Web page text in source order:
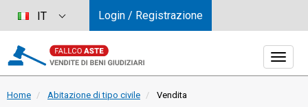
Home Abitazione di tipo civile Vendita
IT Login / Registrazione